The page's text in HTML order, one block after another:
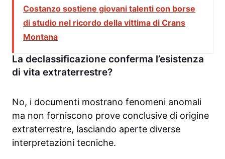
Costanzo sostiene giovani talenti con borse
di studio nel ricordo della vittima di Crans
Montana
La declassificazione conferma l’esistenza
di vita extraterrestre?
No, i documenti mostrano fenomeni anomali
ma non forniscono prove conclusive di origine
extraterrestre, lasciando aperte diverse
interpretazioni tecniche.